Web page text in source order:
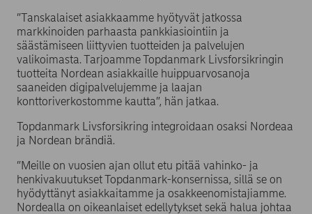
”Tanskalaiset asiakkaamme hyötyvät jatkossa
markkinoiden parhaasta pankkiasiointiin ja
säästämiseen liittyvien tuotteiden ja palvelujen
valikoimasta. Tarjoamme Topdanmark Livsforsikringin
tuotteita Nordean asiakkaille huippuarvosanoja
saaneiden digipalvelujemme ja laajan
konttoriverkostomme kautta”, hän jatkaa.
Topdanmark Livsforsikring integroidaan osaksi Nordeaa
ja Nordean brändiä.
”Meille on vuosien ajan ollut etu pitää vahinko- ja
henkivakuutukset Topdanmark-konsernissa, sillä se on
hyödyttänyt asiakkaitamme ja osakkeenomistajiamme.
Nordealla on oikeanlaiset edellytykset sekä halua johtaa